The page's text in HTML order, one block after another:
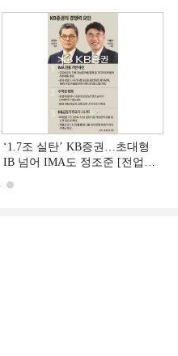
‘1.7조 실탄’ KB증권…초대형
IB 넘어 IMA도 정조준 [전업계